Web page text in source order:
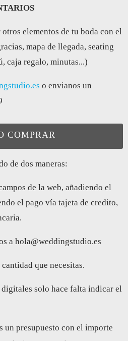
elementos de tu boda con el
mapa de llegada, seating
caja regalo, minutas...)
o envianos un
COMPRAR
de dos maneras:
de la web, añadiendo el
el pago vía tajeta de credito,
a hola@weddingstudio.es
que necesitas.
solo hace falta indicar el
un presupuesto con el importe